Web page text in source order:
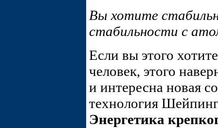
Вы хотите
стабильности с
Если вы этого
человек, этого
и интересна новая
технология
Энергетика